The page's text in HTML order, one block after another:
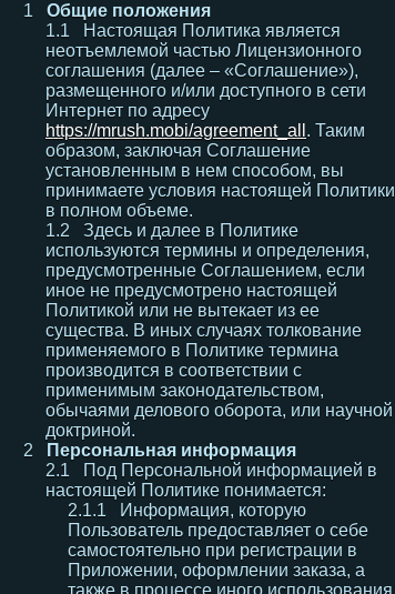
Общие положения
Настоящая Политика является
неотъемлемой частью Лицензионного
соглашения (далее – «Соглашение»),
размещенного и/или доступного в сети
Интернет по адресу
https://mrush.mobi/agreement_all . Таким
образом, заключая Соглашение
установленным в нем способом, вы
принимаете условия настоящей Политики
в полном объеме.
Здесь и далее в Политике
используются термины и определения,
предусмотренные Соглашением, если
иное не предусмотрено настоящей
Политикой или не вытекает из ее
существа. В иных случаях толкование
применяемого в Политике термина
производится в соответствии с
применимым законодательством,
обычаями делового оборота, или научной
доктриной.
Персональная информация
Под Персональной информацией в
настоящей Политике понимается:
Информация, которую
Пользователь предоставляет о себе
самостоятельно при регистрации в
Приложении, оформлении заказа, а
также в процессе иного использования